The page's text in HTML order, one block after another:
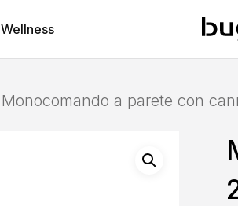
Wellness
Monocomando a parete con